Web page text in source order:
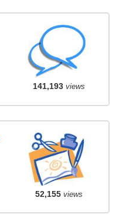
141,193views
52,155views